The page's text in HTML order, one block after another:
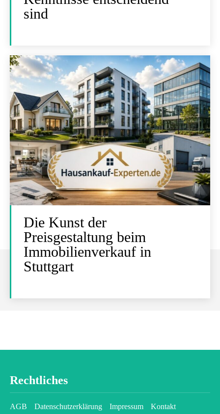
sind
Die Kunst der
Preisgestaltung beim
Immobilienverkauf in
Stuttgart
Rechtliches
AGB Datenschutzerklärung Impressum Kontakt